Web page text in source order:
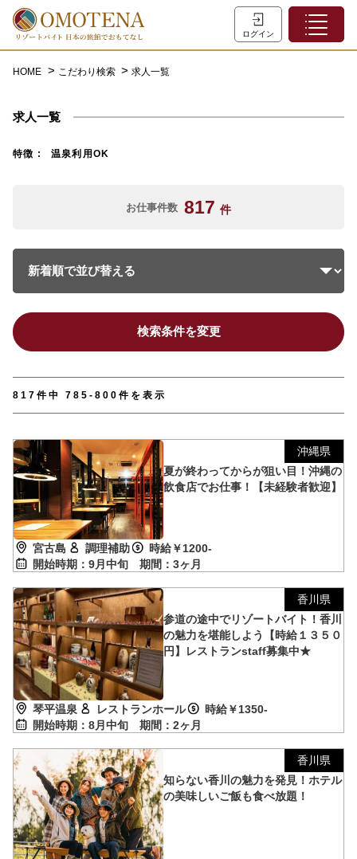
ログイン
ホーム
主な職種
初めての方へ
LINEでログイン
0120-932-959
HOME こだわり検索 求人一覧
求人一覧
特徴 温泉利用OK
お仕事件数 817 件
検索条件を変更
817件中 785-800件を表示
沖縄県
夏が終わってからが狙い目！沖縄の
飲食店でお仕事！【未経験者歓迎】
宮古島 調理補助
時給￥1200-
開始時期：9月中旬 期間：3ヶ月
香川県
参道の途中でリゾートバイト！香川
の魅力を堪能しよう【時給１３５０
円】レストランstaff募集中★
琴平温泉 レストランホール
時給￥1350-
開始時期：8月中旬 期間：2ヶ月
香川県
知らない香川の魅力を発見！ホテル
の美味しいご飯も食べ放題！